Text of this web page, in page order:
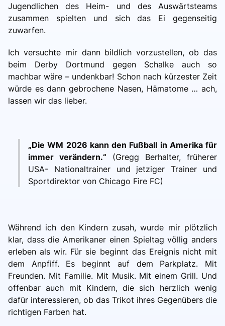
Jugendlichen des Heim- und des Auswärtsteams
zusammen spielten und sich das Ei gegenseitig
zuwarfen.
Ich versuchte mir dann bildlich vorzustellen, ob das
beim Derby Dortmund gegen Schalke auch so
machbar wäre – undenkbar! Schon nach kürzester Zeit
würde es dann gebrochene Nasen, Hämatome … ach,
lassen wir das lieber.
„Die WM 2026 kann den Fußball in Amerika für
immer verändern.“ (Gregg Berhalter, früherer
USA- Nationaltrainer und jetziger Trainer und
Sportdirektor von Chicago Fire FC)
Während ich den Kindern zusah, wurde mir plötzlich
klar, dass die Amerikaner einen Spieltag völlig anders
erleben als wir. Für sie beginnt das Ereignis nicht mit
dem Anpfiff. Es beginnt auf dem Parkplatz. Mit
Freunden. Mit Familie. Mit Musik. Mit einem Grill. Und
offenbar auch mit Kindern, die sich herzlich wenig
dafür interessieren, ob das Trikot ihres Gegenübers die
richtigen Farben hat.